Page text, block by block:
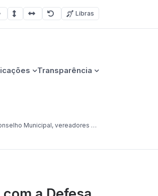
fonteselecionada
Espaçamento de linha
Espaço dos caracteres
RedefinirLibras
Transparência
Conselho Municipal, vereadores e administração municipal se reúnem com a Defesa Civil